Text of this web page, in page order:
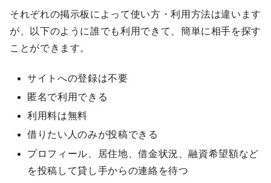
それぞれの掲示板によって使い方・利用方法は違います
が、以下のように誰でも利用できて、簡単に相手を探す
ことができます。
サイトへの登録は不要
匿名で利用できる
利用料は無料
借りたい人のみが投稿できる
プロフィール、居住地、借金状況、融資希望額など
を投稿して貸し手からの連絡を待つ